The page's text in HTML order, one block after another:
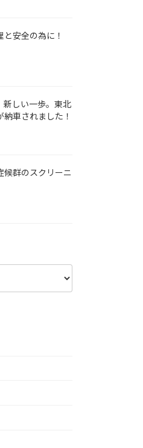
安全の為に！
新しい一歩。東北
車されました！
候群のスクリーニ